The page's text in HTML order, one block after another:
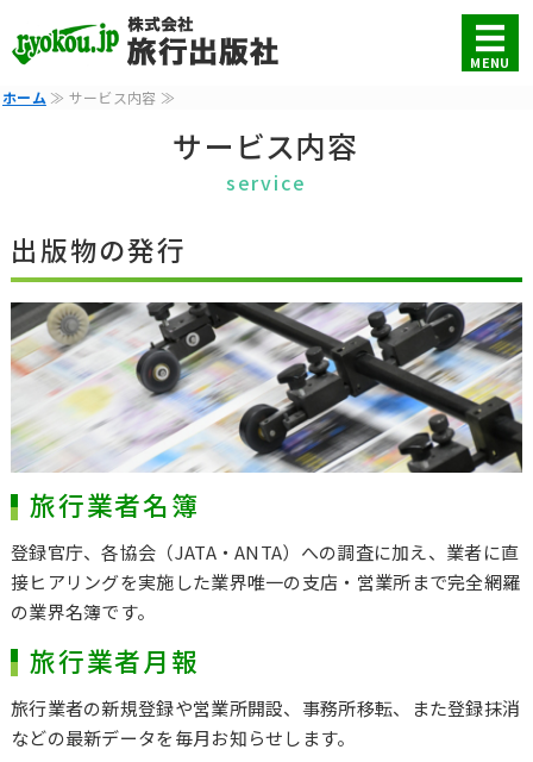
旅行業界専門書籍出版・
MENU
ホーム
会社概要
お問い合わせ・お申し込み
ホーム ≫ サービス内容 ≫
サービス内容
service
出版物の発行
旅行業者名簿
登録官庁、各協会（JATA・ANTA）への調査に加え、業者に直
接ヒアリングを実施した業界唯一の支店・営業所まで完全網羅
の業界名簿です。
旅行業者月報
旅行業者の新規登録や営業所開設、事務所移転、また登録抹消
などの最新データを毎月お知らせします。